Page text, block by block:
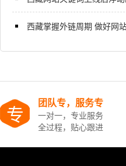
西藏掌握外链周期 做好网
专 团队专，服务专
一对一，专业服务
全过程，贴心跟进